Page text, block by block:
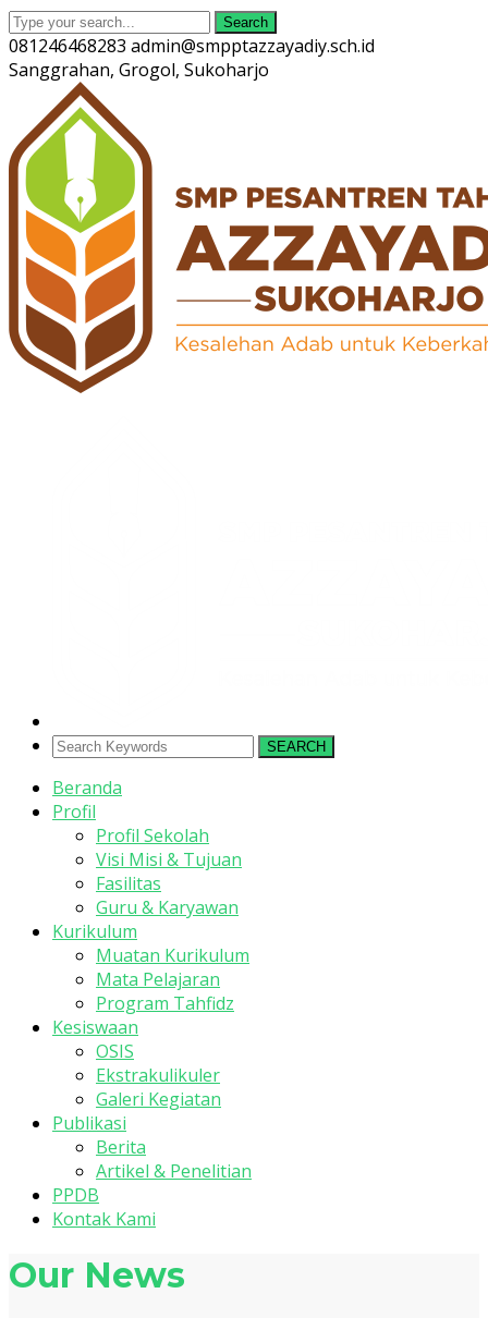
Search
081246468283 admin@smpptazzayadiy.sch.id
Sanggrahan, Grogol, Sukoharjo
Twitter
Profile
Facebook
Profile
Instagram
Profile
Youtube
Profile
SEARCH
Beranda
Profil
Profil Sekolah
Visi Misi & Tujuan
Fasilitas
Guru & Karyawan
Kurikulum
Muatan Kurikulum
Mata Pelajaran
Program Tahfidz
Kesiswaan
OSIS
Ekstrakulikuler
Galeri Kegiatan
Publikasi
Berita
Artikel & Penelitian
PPDB
Kontak Kami
Our News